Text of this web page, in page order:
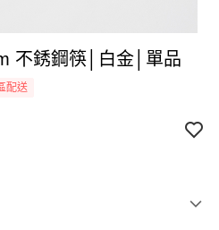
不銹鋼筷│白金│單品
配送